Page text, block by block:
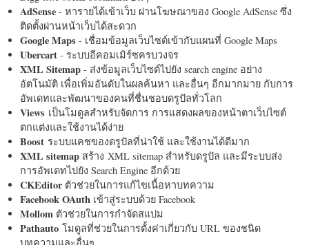
AdSense - หารายได้เข้าเว็บ ผ่านโฆษณาของ Google AdSense ซึ่ง
ติดตั้งผ่านหน้าเว็บได้สะดวก
Google Maps - เชื่อมข้อมูลเว็บไซต์เข้ากับแผนที่ Google Maps
Ubercart - ระบบอีคอมเมิร์ซครบวงจร
XML Sitemap - ส่งข้อมูลเว็บไซต์ไปยัง search engine อย่าง
อัตโนมัติ เพื่อเพิ่มอันดับในผลค้นหา และอื่นๆ อีกมากมาย กับการ
อัพเดทและพัฒนาของคนที่ชื่นชอบดรูปัลทั่วโลก
Views เป็นโมดูลสำหรับจัดการ การแสดงผลของหน้าตาเว็บไซต์
ตกแต่งและใช้งานได้ง่าย
Boost ระบบแคชของดรูปัลที่น่าใช้ และใช้งานได้ดีมาก
XML sitemap สร้าง XML sitemap สำหรับดรูปัล และมีระบบส่ง
การอัพเดทไปยัง Search Engine อีกด้วย
CKEditorตัวช่วยในการแก้ไขเนื้อหาบทความ
Facebook OAuth เข้าสู่ระบบด้วย Facebook
Mollom ตัวช่วยในการกำจัดสแปม
Pathauto โมดูลที่ช่วยในการตั้งค่าเกี่ยวกับ URL ของชนิด